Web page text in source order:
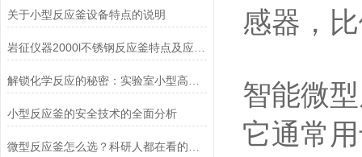
关于小型反应釜设备特点的说明
小型反应釜的安全技术的全面分析
感器，
智能微
它通常